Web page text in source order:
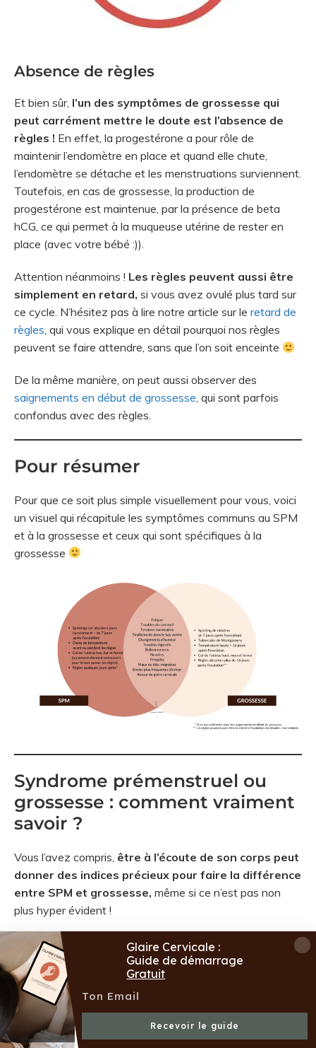
Absence de règles
Et bien sûr, l’un des symptômes de grossesse qui
peut carrément mettre le doute est l’absence de
règles ! En effet, la progestérone a pour rôle de
maintenir l’endomètre en place et quand elle chute,
l’endomètre se détache et les menstruations surviennent.
Toutefois, en cas de grossesse, la production de
progestérone est maintenue, par la présence de beta
hCG, ce qui permet à la muqueuse utérine de rester en
place (avec votre bébé :)).
Attention néanmoins ! Les règles peuvent aussi être
simplement en retard, si vous avez ovulé plus tard sur
ce cycle. N’hésitez pas à lire notre article sur le retard de
règles, qui vous explique en détail pourquoi nos règles
peuvent se faire attendre, sans que l’on soit enceinte
De la même manière, on peut aussi observer des
saignements en début de grossesse, qui sont parfois
confondus avec des règles.
Pour résumer
Pour que ce soit plus simple visuellement pour vous, voici
un visuel qui récapitule les symptômes communs au SPM
et à la grossesse et ceux qui sont spécifiques à la
grossesse
Syndrome prémenstruel ou
grossesse : comment vraiment
savoir ?
Vous l’avez compris, être à l’écoute de son corps peut
donner des indices précieux pour faire la différence
entre SPM et grossesse, même si ce n’est pas non
plus hyper évident !
Ce qui peut vous aider, ce sont lessymptômes
différenciants
comme les tubercules de Montgomery,
les nausées, la température et bien sûr, l’absence de
règles. Letiming et la durée des symptômes
aussi vous aiguiller, car les symptômes du début de
grossesse peuvent survenir dès 6-7 jours après
Glaire Cervicale :
Guide de démarrage
Gratuit
Recevoir le guide